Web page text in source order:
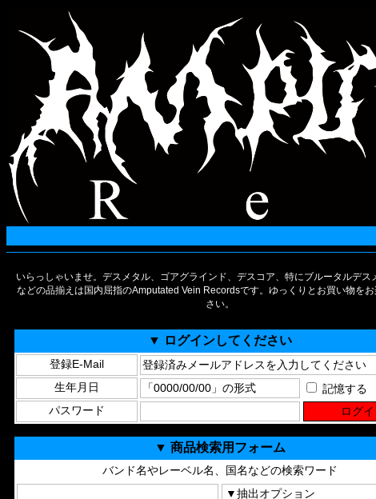
いらっしゃいませ。デスメタル、ゴアグラインド、デスコア、特にブルータルデス
などの品揃えは国内屈指のAmputated Vein Recordsです。ゆっくりとお買い物を
さい。
▼ ログインしてください
登録E-Mail
生年月日
記憶する
パスワード
▼ 商品検索用フォーム
バンド名やレーベル名、国名などの検索ワード